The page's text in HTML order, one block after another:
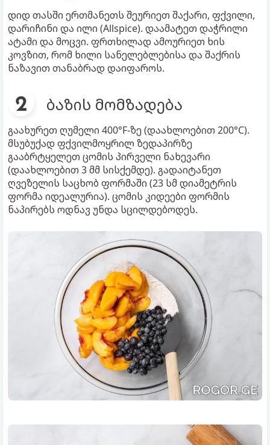
დიდ თასში ერთმანეთს შეურიეთ შაქარი, ფქვილი,
დარიჩინი და ილი (Allspice). დაამატეთ დაჭრილი
ატამი და მოცვი. ფრთხილად ამოურიეთ ხის
კოვზით, რომ ხილი სანელებლებისა და შაქრის
ნაზავით თანაბრად დაიფაროს.
ბაზის მომზადება
გაახურეთ ღუმელი 400°F-ზე (დაახლოებით 200°C).
მსუბუქად ფქვილმოყრილ ზედაპირზე
გააბრტყელეთ ცომის პირველი ნახევარი
(დაახლოებით 3 მმ სისქემდე). გადაიტანეთ
ღვეზელის საცხობ ფორმაში (23 სმ დიამეტრის
ფორმა იდეალურია). ცომის კიდეები ფორმის
ნაპირებს ოდნავ უნდა სცილდებოდეს.